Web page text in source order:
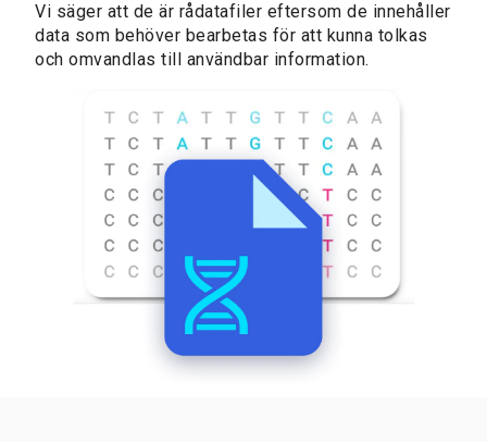
Vi säger att de är rådatafiler eftersom de innehåller
data som behöver bearbetas för att kunna tolkas
och omvandlas till användbar information.